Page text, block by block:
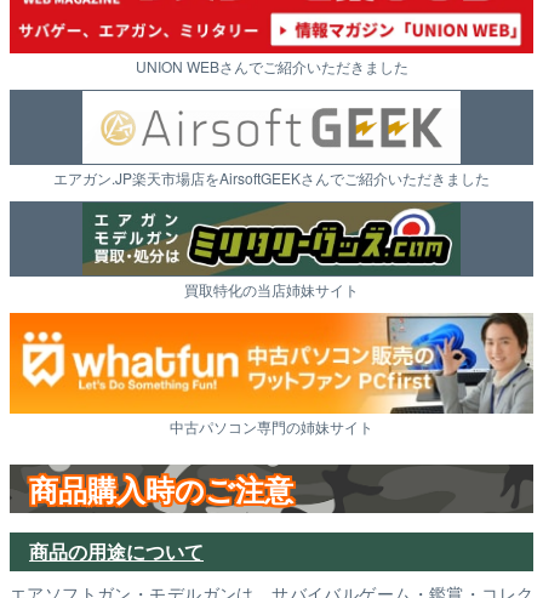
UNION WEBさんでご紹介いただきました
エアガン.JP楽天市場店をAirsoftGEEKさんでご紹介いただきました
買取特化の当店姉妹サイト
中古パソコン専門の姉妹サイト
商品購入時のご注意
商品の用途について